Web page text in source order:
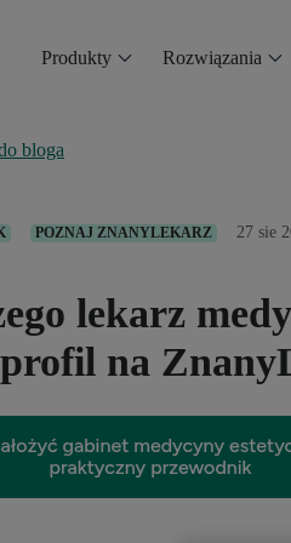
Produkty Rozwiązania
bloga
POZNAJ ZNANYLEKARZ 27 sie
lekarz
na